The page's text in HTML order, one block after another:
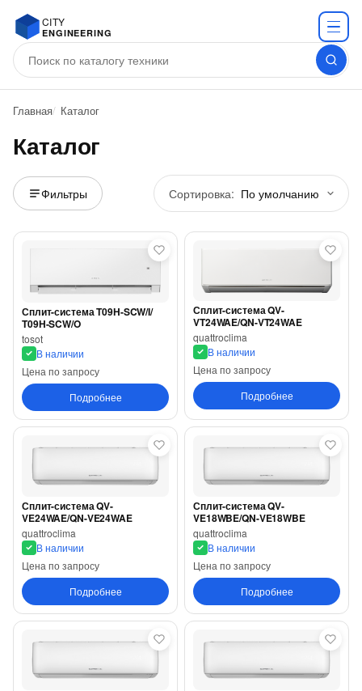
CITY
ENGINEERING
Главная Каталог
Каталог
Фильтры Сортировка:
Сплит-система T09H-SCW/I/
T09H-SCW/O
tosot
В наличии
Цена по запросу
Подробнее
Сплит-система QV-
VT24WAE/QN-VT24WAE
quattroclima
В наличии
Цена по запросу
Подробнее
Сплит-система QV-
VE24WAE/QN-VE24WAE
quattroclima
В наличии
Цена по запросу
Подробнее
Сплит-система QV-
VE18WBE/QN-VE18WBE
quattroclima
В наличии
Цена по запросу
Подробнее